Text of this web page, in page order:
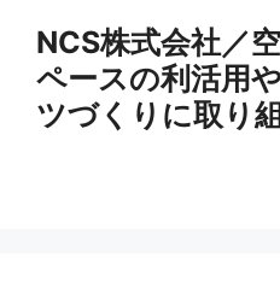
NCS株式会社／
ペースの利活用
ツづくりに取り